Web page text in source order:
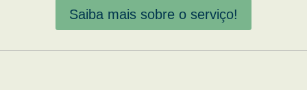
Saiba mais sobre o serviço!